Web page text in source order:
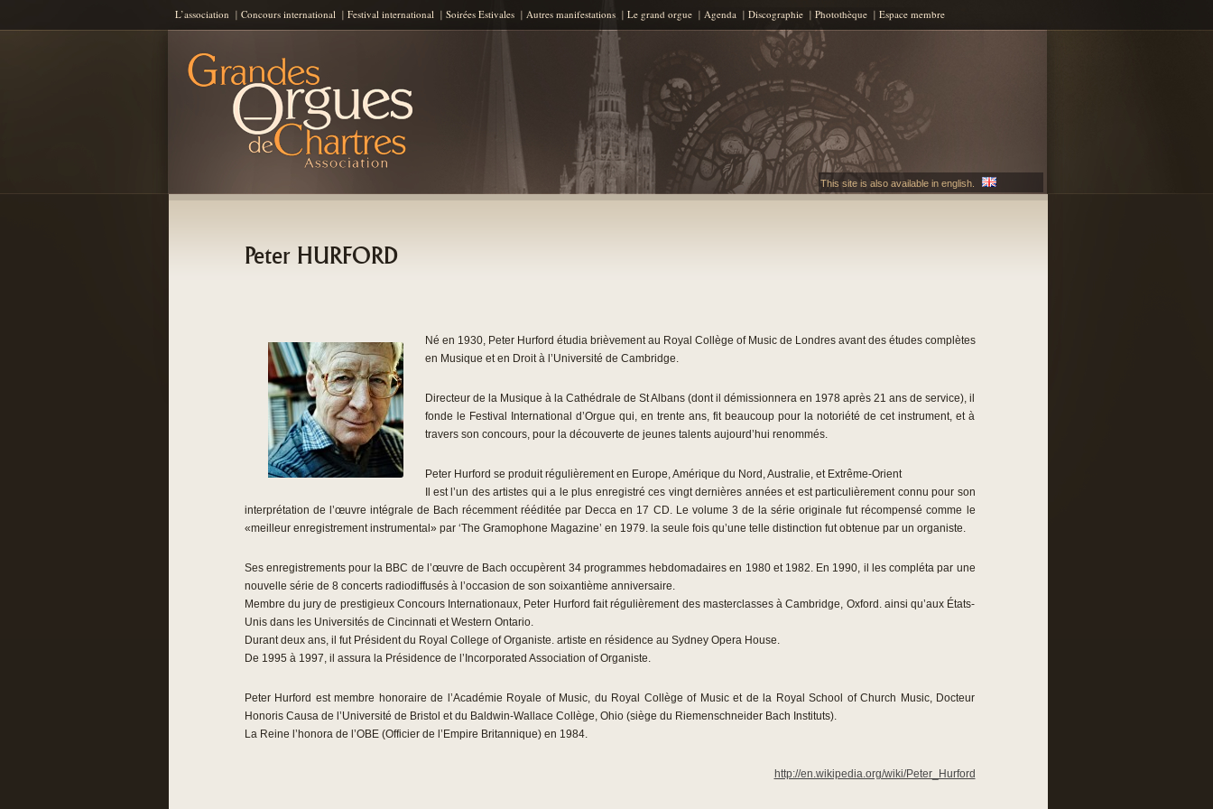
L’association Concours international Festival international Soirées Estivales Autres manifestations Le grand orgue Agenda Discographie Photothèque Espace membre
AGOC
This site is also available in english.
Peter HURFORD
Né en 1930, Peter Hurford étudia brièvement au Royal Collège of Music de Londres avant des études complètes
en Musique et en Droit à l’Université de Cambridge.
Directeur de la Musique à la Cathédrale de St Albans (dont il démissionnera en 1978 après 21 ans de service), il
fonde le Festival International d’Orgue qui, en trente ans, fit beaucoup pour la notoriété de cet instrument, et à
travers son concours, pour la découverte de jeunes talents aujourd’hui renommés.
Peter Hurford se produit régulièrement en Europe, Amérique du Nord, Australie, et Extrême-Orient
Il est l’un des artistes qui a le plus enregistré ces vingt dernières années et est particulièrement connu pour son
interprétation de l’œuvre intégrale de Bach récemment rééditée par Decca en 17 CD. Le volume 3 de la série originale fut récompensé comme le
«meilleur enregistrement instrumental» par ‘The Gramophone Magazine’ en 1979. la seule fois qu’une telle distinction fut obtenue par un organiste.
Ses enregistrements pour la BBC de l’œuvre de Bach occupèrent 34 programmes hebdomadaires en 1980 et 1982. En 1990, il les compléta par une
nouvelle série de 8 concerts radiodiffusés à l’occasion de son soixantième anniversaire.
Membre du jury de prestigieux Concours Internationaux, Peter Hurford fait régulièrement des masterclasses à Cambridge, Oxford. ainsi qu’aux États-
Unis dans les Universités de Cincinnati et Western Ontario.
Durant deux ans, il fut Président du Royal College of Organiste. artiste en résidence au Sydney Opera House.
De 1995 à 1997, il assura la Présidence de l’Incorporated Association of Organiste.
Peter Hurford est membre honoraire de l’Académie Royale of Music, du Royal Collège of Music et de la Royal School of Church Music, Docteur
Honoris Causa de l’Université de Bristol et du Baldwin-Wallace Collège, Ohio (siège du Riemenschneider Bach Instituts).
La Reine l’honora de l’OBE (Officier de l’Empire Britannique) en 1984.
http://en.wikipedia.org/wiki/Peter_Hurford